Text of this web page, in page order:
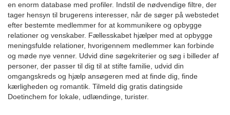
en enorm database med profiler. Indstil de nødvendige filtre, der
tager hensyn til brugerens interesser, når de søger på webstedet
efter bestemte medlemmer for at kommunikere og opbygge
relationer og venskaber. Fællesskabet hjælper med at opbygge
meningsfulde relationer, hvorigennem medlemmer kan forbinde
og møde nye venner. Udvid dine søgekriterier og søg i billeder af
personer, der passer til dig til at stifte familie, udvid din
omgangskreds og hjælp ansøgeren med at finde dig, finde
kærligheden og romantik. Tilmeld dig gratis datingside
Doetinchem for lokale, udlændinge, turister.